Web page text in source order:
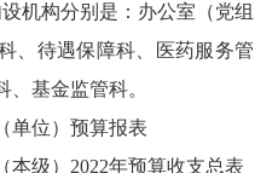
机构分别是：办公室（党组
、待遇保障科、医药服务管
基金监管科。
单位）预算报表
本级）2022年预算收支总表